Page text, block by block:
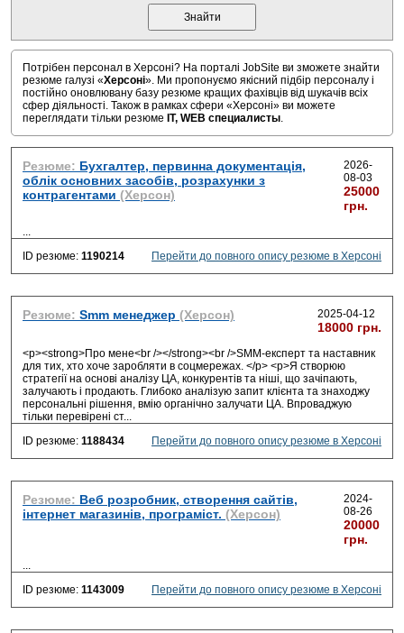
Потрібен персонал в Херсоні? На порталі JobSite ви зможете знайти
резюме галузі «Херсоні». Ми пропонуємо якісний підбір персоналу і
постійно оновлювану базу резюме кращих фахівців від шукачів всіх
сфер діяльності. Також в рамках сфери «Херсоні» ви можете
переглядати тільки резюме IT, WEB специалисты.
Резюме: Бухгалтер, первинна документація,
облік основних засобів, розрахунки з
контрагентами (Херсон)
2026-
08-03
25000
грн.
...
ID резюме: 1190214 Перейти до повного опису резюме в Херсоні
Резюме: Smm менеджер (Херсон) 2025-04-12
18000 грн.
<p><strong>Про мене<br /></strong><br />SMM-експерт та наставник
для тих, хто хоче заробляти в соцмережах. </p> <p>Я створюю
стратегії на основі аналізу ЦА, конкурентів та ніші, що зачіпають,
залучають і продають. Глибоко аналізую запит клієнта та знаходжу
персональні рішення, вмію органічно залучати ЦА. Впроваджую
тільки перевірені ст...
ID резюме: 1188434 Перейти до повного опису резюме в Херсоні
Резюме: Веб розробник, створення сайтів,
інтернет магазинів, програміст. (Херсон)
2024-
08-26
20000
грн.
...
ID резюме: 1143009 Перейти до повного опису резюме в Херсоні